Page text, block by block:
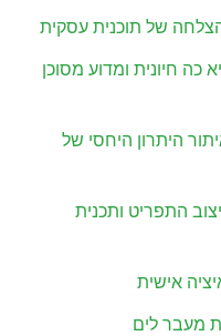
של תוכנית עסקית
כה חיונית ומדוע מסוכן
היתרון היחסי של
התפריט ותכנית
אישית
מעבר לים